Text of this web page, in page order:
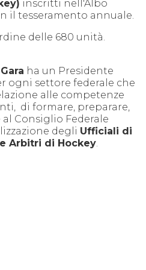
inscritti nell'Albo
il tesseramento annuale.
delle 680 unità.
ha un Presidente
ogni settore federale che
alle competenze
di formare, preparare,
Consiglio Federale
degli Ufficiali di
Arbitri di Hockey